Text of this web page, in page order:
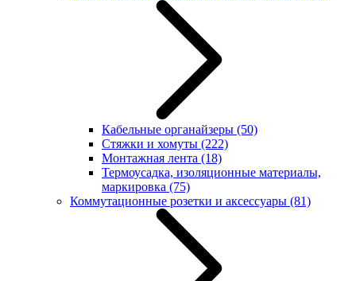
Кабельные органайзеры (50)
Стяжки и хомуты (222)
Монтажная лента (18)
Термоусадка, изоляционные материалы,
маркировка (75)
Коммутационные розетки и аксессуары (81)